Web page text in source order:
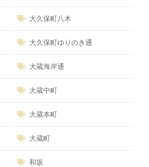
大久保町八木
大久保町ゆりのき通
大蔵海岸通
大蔵中町
大蔵本町
大蔵町
和坂